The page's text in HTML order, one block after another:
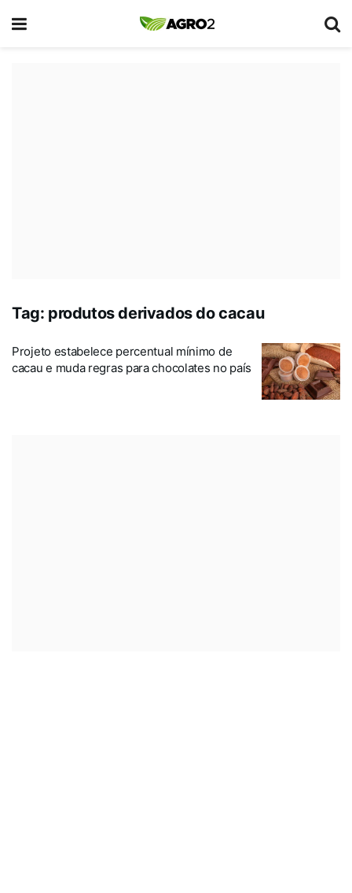
Tag: produtos derivados do cacau
Projeto estabelece percentual mínimo de
cacau e muda regras para chocolates no país